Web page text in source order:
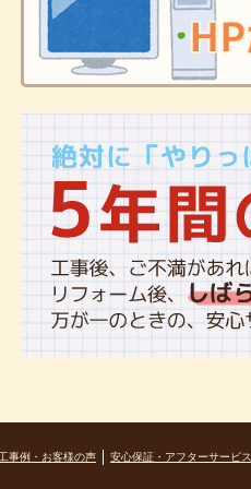
事例・お客様の声 安心保証・アフターサービス